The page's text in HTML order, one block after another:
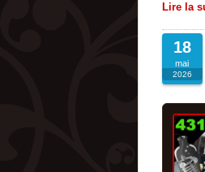
Lire la
18
mai
2026